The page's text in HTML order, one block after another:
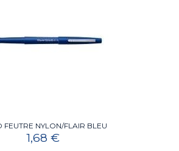
FEUTRE NYLON/FLAIR BLEU
1,68 €